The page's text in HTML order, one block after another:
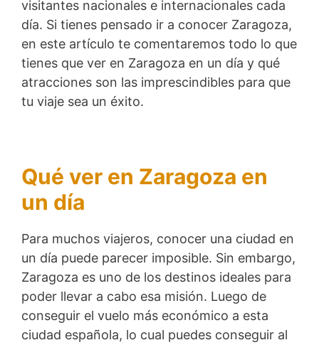
visitantes nacionales e internacionales cada
día. Si tienes pensado ir a conocer Zaragoza,
en este artículo te comentaremos todo lo que
tienes que ver en Zaragoza en un día y qué
atracciones son las imprescindibles para que
tu viaje sea un éxito.
Qué ver en Zaragoza en
un día
Para muchos viajeros, conocer una ciudad en
un día puede parecer imposible. Sin embargo,
Zaragoza es uno de los destinos ideales para
poder llevar a cabo esa misión. Luego de
conseguir el vuelo más económico a esta
ciudad española, lo cual puedes conseguir al